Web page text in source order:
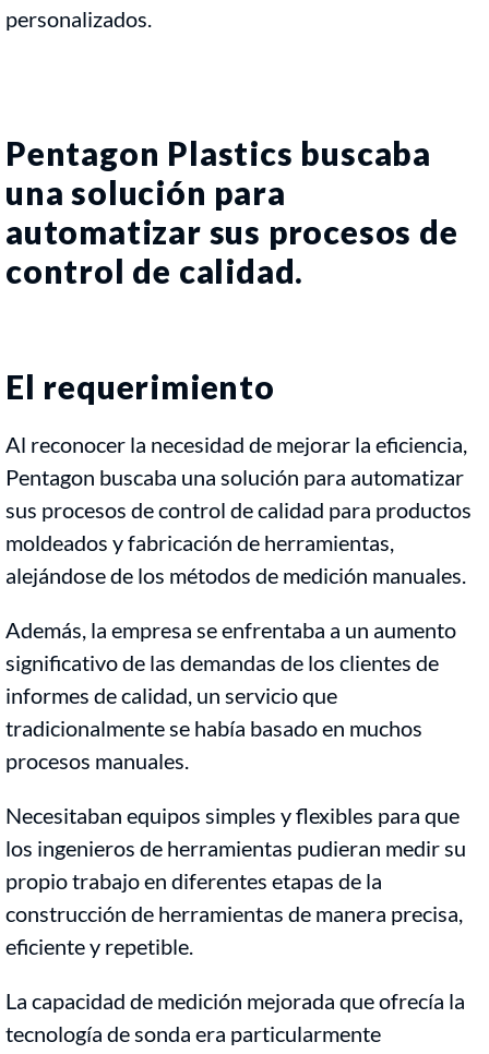
personalizados.
Pentagon Plastics buscaba
una solución para
automatizar sus procesos de
control de calidad.
El requerimiento
Al reconocer la necesidad de mejorar la eficiencia,
Pentagon buscaba una solución para automatizar
sus procesos de control de calidad para productos
moldeados y fabricación de herramientas,
alejándose de los métodos de medición manuales.
Además, la empresa se enfrentaba a un aumento
significativo de las demandas de los clientes de
informes de calidad, un servicio que
tradicionalmente se había basado en muchos
procesos manuales.
Necesitaban equipos simples y flexibles para que
los ingenieros de herramientas pudieran medir su
propio trabajo en diferentes etapas de la
construcción de herramientas de manera precisa,
eficiente y repetible.
La capacidad de medición mejorada que ofrecía la
tecnología de sonda era particularmente